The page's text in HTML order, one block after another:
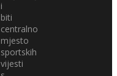
i
biti
centralno
mjesto
sportskih
vijesti